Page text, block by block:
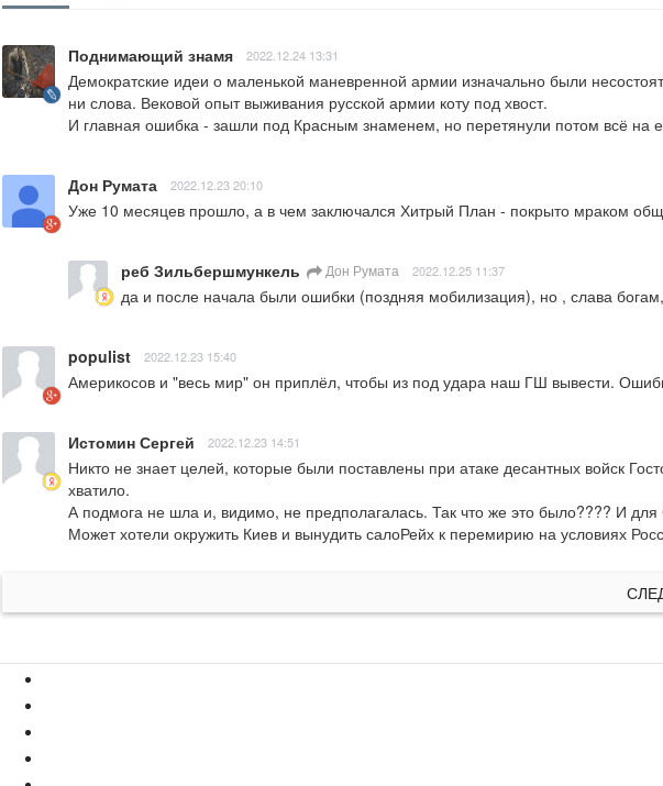
Поднимающий знамя 2022.12.24 13:31
Демократские идеи о маленькой маневренной армии изначально были
ни слова. Вековой опыт выживания русской армии коту под хвост.
И главная ошибка - зашли под Красным знаменем, но перетянули потом всё на
Дон Румата 2022.12.23 20:10
Уже 10 месяцев прошло, а в чем заключался Хитрый План - покрыто мраком
реб Зильбершмункель Дон Румата 2022.12.25 11:37
да и после начала были ошибки (поздняя мобилизация), но , слава
populist 2022.12.23 15:40
Америкосов и "весь мир" он приплёл, чтобы из под удара наш ГШ вывести.
Истомин Сергей 2022.12.23 14:51
Никто не знает целей, которые были поставлены при атаке десантных войск
хватило.
А подмога не шла и, видимо, не предполагалась. Так что же это было???? И для
Может хотели окружить Киев и вынудить салоРейх к перемирию на условиях